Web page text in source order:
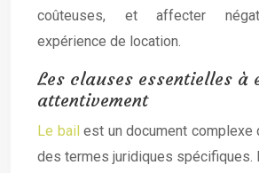
coûteuses, et affecter
expérience de location.
Les clauses essentielles à
attentivement
Le bailest un document complexe
des termes juridiques spécifiques.